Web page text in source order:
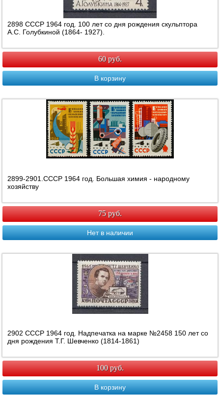
2898 СССР 1964 год. 100 лет со дня рождения скульптора
А.С. Голубкиной (1864- 1927).
60 руб.
В корзину
2899-2901.СССР 1964 год. Большая химия - народному
хозяйству
75 руб.
Нет в наличии
2902 СССР 1964 год. Надпечатка на марке №2458 150 лет со
дня рождения Т.Г. Шевченко (1814-1861)
100 руб.
В корзину